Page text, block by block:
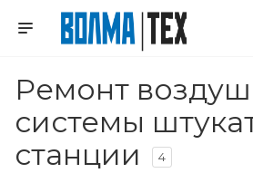
Ремонт
системы
станции
4